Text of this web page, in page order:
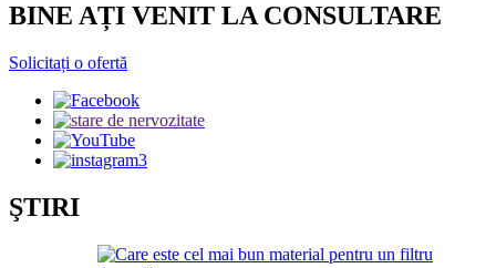
BINE AȚI VENIT LA CONSULTARE
Solicitați o ofertă
ŞTIRI